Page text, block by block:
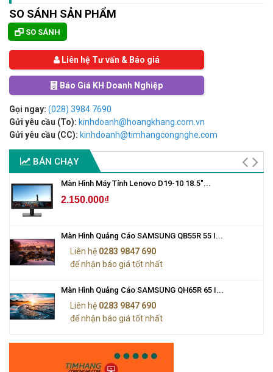
SO SÁNH SẢN PHẨM
SO SÁNH
Liên hệ Tư vấn & Báo giá
Báo Giá KH Doanh Nghiệp
Gọi ngay: (028) 3984 7690
Gửi yêu cầu (To): kinhdoanh@hoangkhang.com.vn
Gửi yêu cầu (CC): kinhdoanh@timhangcongnghe.com
BÁN CHẠY
Màn Hình Máy Tính Lenovo D19-10 18.5"...
2.150.000₫
Màn Hình Quảng Cáo SAMSUNG QB55R 55 I...
Liên hệ 0283 9847 690
để nhận báo giá tốt nhất
Màn Hình Quảng Cáo SAMSUNG QH65R 65 I...
Liên hệ 0283 9847 690
để nhận báo giá tốt nhất